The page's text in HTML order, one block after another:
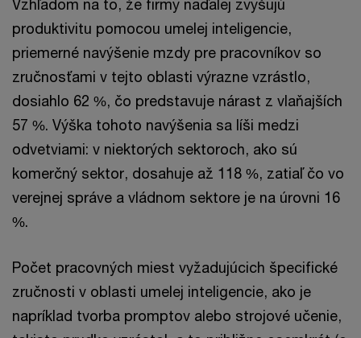
Vzhľadom na to, že firmy naďalej zvyšujú
produktivitu pomocou umelej inteligencie,
priemerné navýšenie mzdy pre pracovníkov so
zručnosťami v tejto oblasti výrazne vzrástlo,
dosiahlo 62 %, čo predstavuje nárast z vlaňajších
57 %. Výška tohoto navýšenia sa líši medzi
odvetviami: v niektorých sektoroch, ako sú
komerčný sektor, dosahuje až 118 %, zatiaľ čo vo
verejnej správe a vládnom sektore je na úrovni 16
%.
Počet pracovných miest vyžadujúcich špecifické
zručnosti v oblasti umelej inteligencie, ako je
napríklad tvorba promptov alebo strojové učenie,